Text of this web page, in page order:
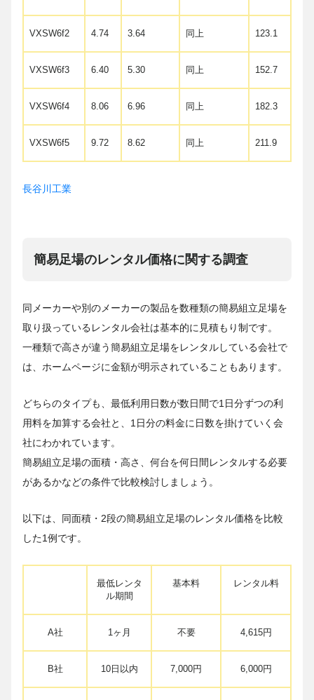
VXSW6f2 4.74 3.64 同上 123.1
VXSW6f3 6.40 5.30 同上 152.7
VXSW6f4 8.06 6.96 同上 182.3
VXSW6f5 9.72 8.62 同上 211.9
長谷川工業
簡易足場のレンタル価格に関する調査
同メーカーや別のメーカーの製品を数種類の簡易組立足場を
取り扱っているレンタル会社は基本的に見積もり制です。
一種類で高さが違う簡易組立足場をレンタルしている会社で
は、ホームページに金額が明示されていることもあります。
どちらのタイプも、最低利用日数が数日間で1日分ずつの利
用料を加算する会社と、1日分の料金に日数を掛けていく会
社にわかれています。
簡易組立足場の面積・高さ、何台を何日間レンタルする必要
があるかなどの条件で比較検討しましょう。
以下は、同面積・2段の簡易組立足場のレンタル価格を比較
した1例です。
最低レンタ
ル期間
基本料 レンタル料
A社 1ヶ月 不要 4,615円
B社 10日以内 7,000円 6,000円